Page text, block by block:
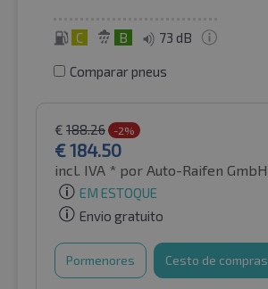
C B 73 dB
Comparar pneus
€ 188.26 -2%
€184.50
incl. IVA * por Auto-Raifen GmbH
EM ESTOQUE
Envio gratuito
Pormenores Cesto de compras